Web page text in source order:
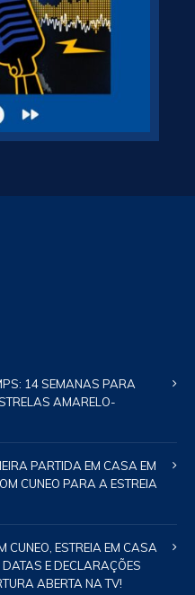
14 SEMANAS PARA
AMARELO-
PARTIDA EM CASA EM
CUNEO PARA A ESTREIA
CUNEO, ESTREIA EM CASA
E DECLARAÇÕES
ABERTA NA TV!